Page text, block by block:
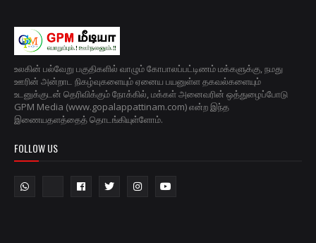
உலகின் பல்வேறு பகுதிகளில் வாழும் கோபாலப்பட்டிணம் மக்களுக்கு, நமது
ஊரின் அன்றாட நிகழ்வுகளையும் ஏனைய பயனுள்ள தகவல்களையும்
உடனுக்குடன் தெரிவிக்கும் நோக்கில், மக்கள் அனைவரின் ஒத்துழைப்போடு
GPM Media (www.gopalappattinam.com) என்ற இந்த
இணையதளத்தைத் தொடங்கியுள்ளோம்.
FOLLOW US